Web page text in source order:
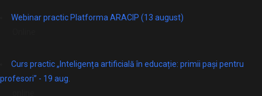
Webinar practic Platforma ARACIP (13 august)
Curs practic „Inteligența artificială în educație: primii pași pentru
profesori” - 19 aug.